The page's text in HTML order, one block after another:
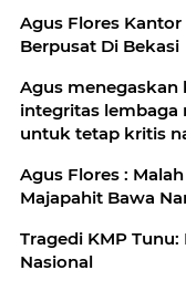
Agus Flores Kantor
Berpusat Di Bekasi
Agus
integritas lembaga
untuk tetap kritis
Agus Flores :
Majapahit Bawa
Tragedi KMP
Nasional